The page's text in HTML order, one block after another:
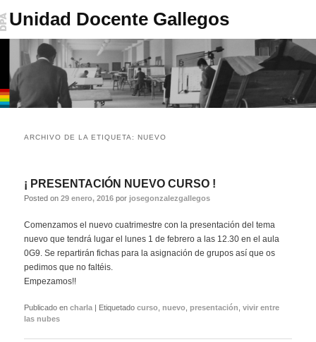
Unidad Docente Gallegos
principal
secundario
ARCHIVO DE LA ETIQUETA:NUEVO
¡ PRESENTACIÓN NUEVO CURSO !
Posted on29 enero, 2016 por josegonzalezgallegos
Comenzamos el nuevo cuatrimestre con la presentación del tema
nuevo que tendrá lugar el lunes 1 de febrero a las 12.30 en el aula
0G9. Se repartirán fichas para la asignación de grupos así que os
pedimos que no faltéis.
Empezamos!!
Publicado en charla | Etiquetado curso ,nuevo ,presentación ,vivir entre
las nubes